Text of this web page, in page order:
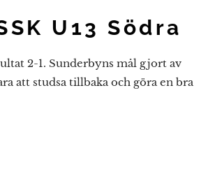
U13 Södra
2-1. Sunderbyns mål gjort av
att studsa tillbaka och göra en bra